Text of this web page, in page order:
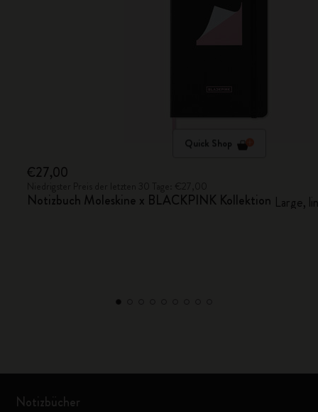
Quick Shop
€27,00
Notizbuch Moleskine x BLACKPINK Kollektion Large,
Notizbücher